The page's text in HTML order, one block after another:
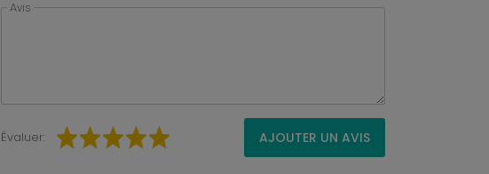
Avis
Évaluer: AJOUTER UN AVIS